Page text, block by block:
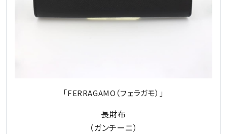
「FERRAGAMO（フェラガモ）」
長財布
（ガンチーニ）